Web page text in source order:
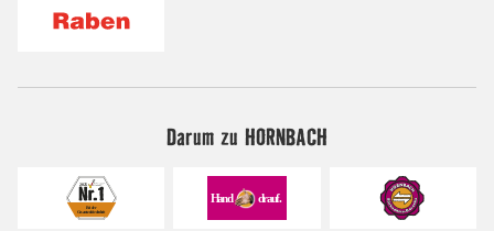
Darum zu HORNBACH